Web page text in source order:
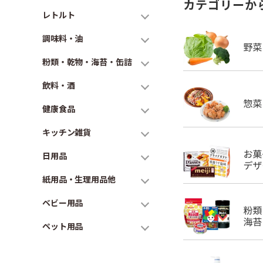
レトルト
調味料・油
粉類・乾物・海苔・缶詰
飲料・酒
健康食品
キッチン雑貨
日用品
紙用品・生理用品他
ベビー用品
ペット用品
カテゴリーか